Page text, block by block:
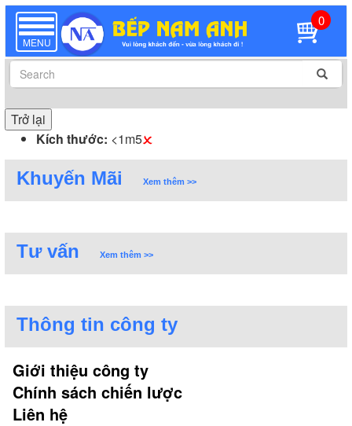
TOGGLE
NAVIGATION
MENU
0
Trở lại
Kích thước: <1m5
Khuyến Mãi Xem thêm >>
Tư vấn Xem thêm >>
Thông tin công ty
Giới thiệu công ty
Chính sách chiến lược
Liên hệ